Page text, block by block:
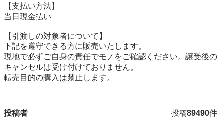
【⽀払い⽅法】
当日現金払い
【引渡しの対象者について】
下記を遵守できる⽅に販売いたします。
現地で必ずご⾃⾝の責任でモノをご確認ください。譲受後の
キャンセルは受け付けておりません。
転売⽬的の購⼊は禁⽌します。
投稿者 投稿89490件